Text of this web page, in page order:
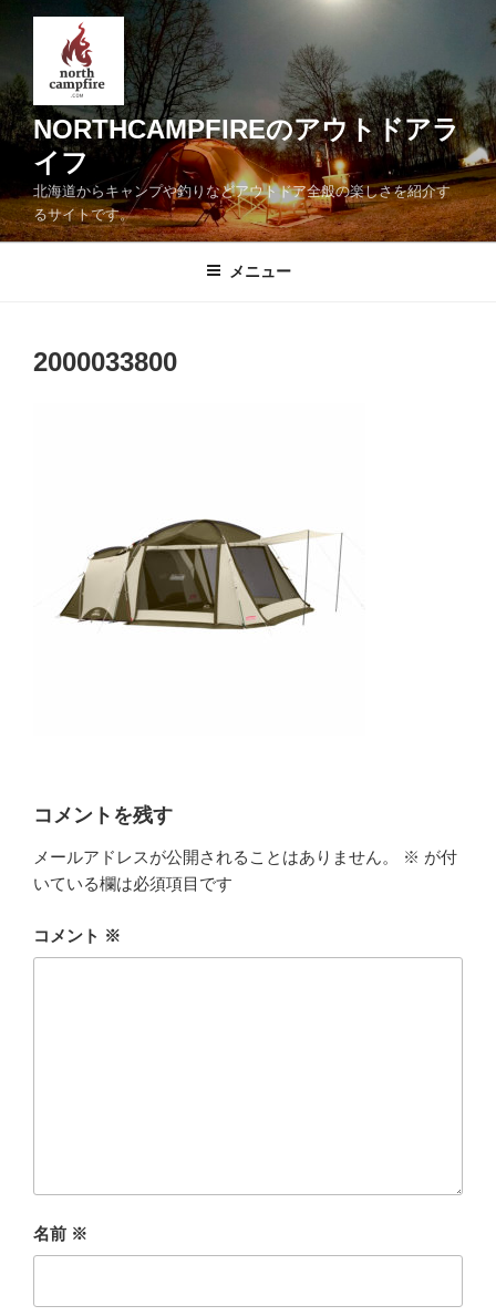
ン
ツ
へ
キ
ッ
NORTHCAMPFIREのアウトドアラ
イフ
北海道からキャンプや釣りなどアウトドア全般の楽しさを紹介す
るサイトです。
メニュー
2000033800
コメントを残す
メールアドレスが公開されることはありません。 ※ が付
いている欄は必須項目です
コメント ※
名前 ※